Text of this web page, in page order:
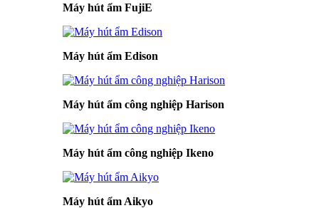
Máy hút ẩm FujiE
Máy hút ẩm Edison
Máy hút ẩm công nghiệp Harison
Máy hút ẩm công nghiệp Ikeno
Máy hút ẩm Aikyo